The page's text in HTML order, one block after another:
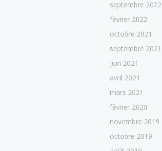
septembre 2022
février 2022
octobre 2021
septembre 2021
juin 2021
avril 2021
mars 2021
février 2020
novembre 2019
octobre 2019